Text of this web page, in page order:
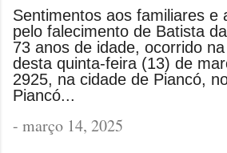
Sentimentos aos familiares e
pelo falecimento de Batista
73 anos de idade, ocorrido
desta quinta-feira (13) de
2925, na cidade de Piancó,
Piancó...
- março 14, 2025